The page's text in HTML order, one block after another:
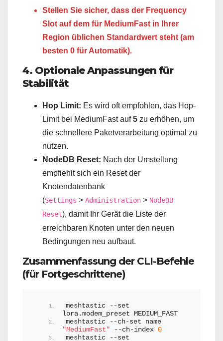
Stellen Sie sicher, dass der Frequency
Slot auf dem für MediumFast in Ihrer
Region üblichen Standardwert steht (am
besten 0 für Automatik).
4. Optionale Anpassungen für
Stabilität
Hop Limit: Es wird oft empfohlen, das Hop-
Limit bei MediumFast auf5 zu erhöhen, um
die schnellere Paketverarbeitung optimal zu
nutzen.
NodeDB Reset: Nach der Umstellung
empfiehlt sich ein Reset der
Knotendatenbank
(Settings > Administration > NodeDB
Reset), damit Ihr Gerät die Liste der
erreichbaren Knoten unter den neuen
Bedingungen neu aufbaut.
Zusammenfassung der CLI-Befehle
(für Fortgeschrittene)
meshtastic --set
lora.modem_preset MEDIUM_FAST
"MediumFast" --ch-index 0
meshtastic --set